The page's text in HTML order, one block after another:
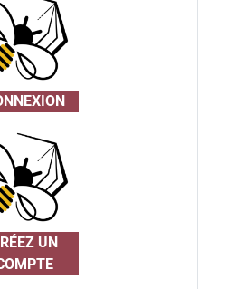
UN